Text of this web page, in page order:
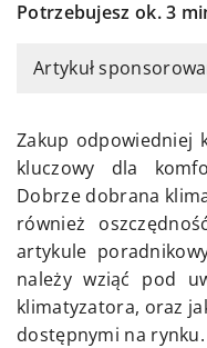
Potrzebujesz ok. 3
Artykuł
Zakup odpowiedniej
kluczowy dla
Dobrze dobrana
również
artykule
należy wziąć pod
klimatyzatora, oraz
dostępnymi na rynku.